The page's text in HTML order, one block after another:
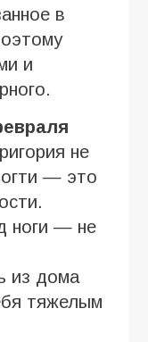
в
и
не
— это
ноги — не
из дома
тяжелым